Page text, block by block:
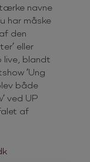
navne
har måske
den
eller
live, blandt
’Ung
både
ved UP
af